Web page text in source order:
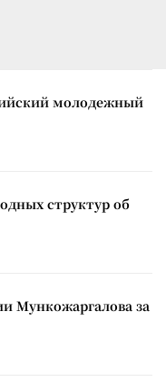
молодежный
структур об
Мункожаргалова за